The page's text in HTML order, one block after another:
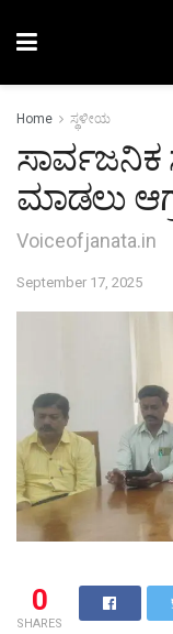
Home ಸ್ಥಳೀಯ
ಸಾರ್ವಜನಿಕ
ಮಾಡಲು
Voiceofjanata.in
September 17, 2025
0
SHARES